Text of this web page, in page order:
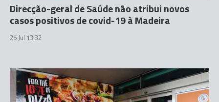
Direcção-geral de Saúde não atribui novos
casos positivos de covid-19 à Madeira
25 Jul 13:32